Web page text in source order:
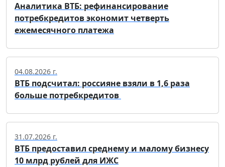
Аналитика ВТБ: рефинансирование
потребкредитов экономит четверть
ежемесячного платежа
04.08.2026 г.
ВТБ подсчитал: россияне взяли в 1,6 раза
больше потребкредитов
31.07.2026 г.
ВТБ предоставил среднему и малому бизнесу
10 млрд рублей для ИЖС